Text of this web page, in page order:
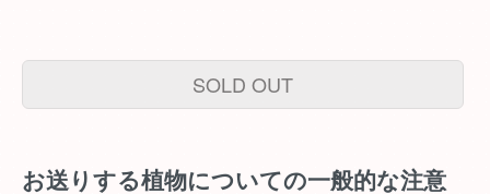
SOLD OUT
お送りする植物についての一般的な注意